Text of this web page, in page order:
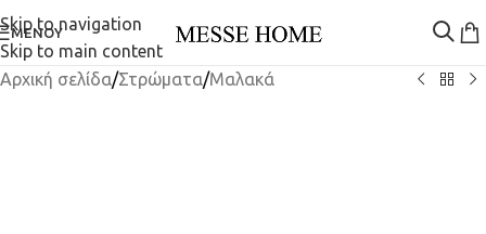
Skip to navigation
Skip to main content
ΜΕΝΟΎ
Αρχική σελίδα/Στρώματα/Μαλακά